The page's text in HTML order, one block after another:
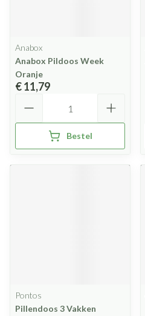
Anabox
Anabox Pildoos Week
Oranje
€ 11,79
Bestel
Pontos
Pillendoos 3 Vakken